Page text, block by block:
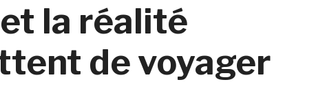
la réalité
de voyager